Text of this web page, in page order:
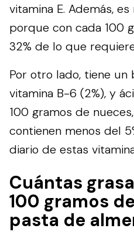
vitamina E. Además,
porque con cada 100
32% de lo que
Por otro lado, tiene un
vitamina B-6 (2%), y
100 gramos de
contienen menos del
diario de estas
Cuántas
100 gramos
pasta de